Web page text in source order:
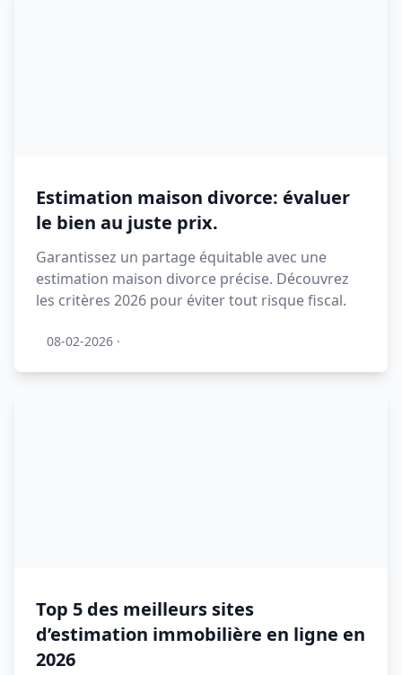
Estimation maison divorce: évaluer
le bien au juste prix.
Garantissez un partage équitable avec une
estimation maison divorce précise. Découvrez
les critères 2026 pour éviter tout risque fiscal.
08-02-2026 ·
Top 5 des meilleurs sites
d’estimation immobilière en ligne en
2026